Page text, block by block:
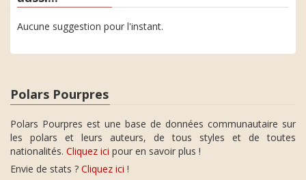
Aucune suggestion pour l'instant.
Polars Pourpres
Polars Pourpres est une base de données communautaire sur
les polars et leurs auteurs, de tous styles et de toutes
nationalités. Cliquez ici pour en savoir plus !
Envie de stats ? Cliquez ici !